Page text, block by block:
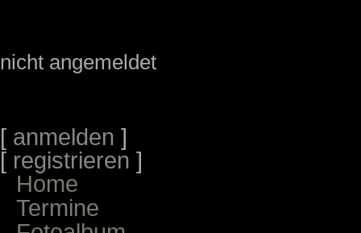
nicht angemeldet
[ anmelden ]
[ registrieren ]
Home
Termine